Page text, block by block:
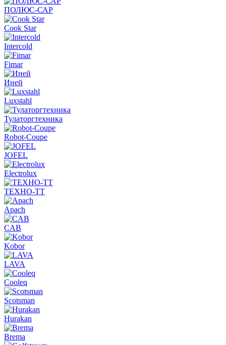
ПОЛЮС-САР
Cook Star
Intercold
Fimar
Иней
Luxstahl
Тулаторгтехника
Robot-Coupe
JOFEL
Electrolux
ТЕХНО-ТТ
Apach
CAB
Kobor
LAVA
Cooleq
Scotsman
Hurakan
Brema